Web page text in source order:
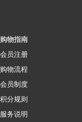
购物指南
会员注册
购物流程
会员制度
积分规则
服务说明